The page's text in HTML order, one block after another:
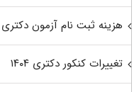
هزینه ثبت نام آزمون دکتری
تغییرات کنکور دکتری ۱۴۰۴